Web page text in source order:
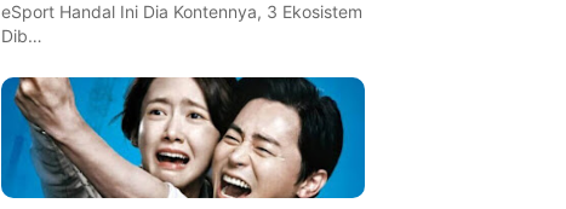
eSport Handal Ini Dia Kontennya, 3 Ekosistem
Dib…